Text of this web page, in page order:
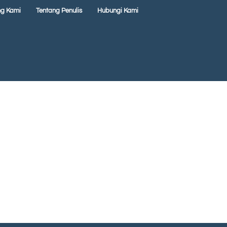
Kami Tentang Penulis Hubungi Kami